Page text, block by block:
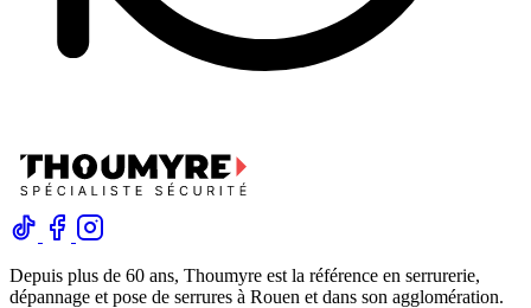
Depuis plus de 60 ans, Thoumyre est la référence en serrurerie,
dépannage et pose de serrures à Rouen et dans son agglomération.